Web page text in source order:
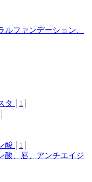
ルファンデーション、
タ 1
酸 1
酸、唇、アンチエイジ